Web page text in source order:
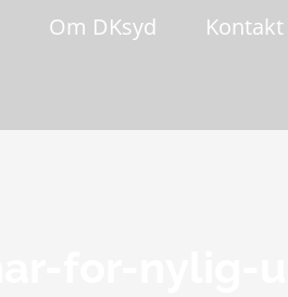
Om DKsyd Kontakt